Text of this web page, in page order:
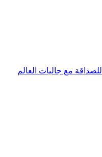
مع جاليات العالم